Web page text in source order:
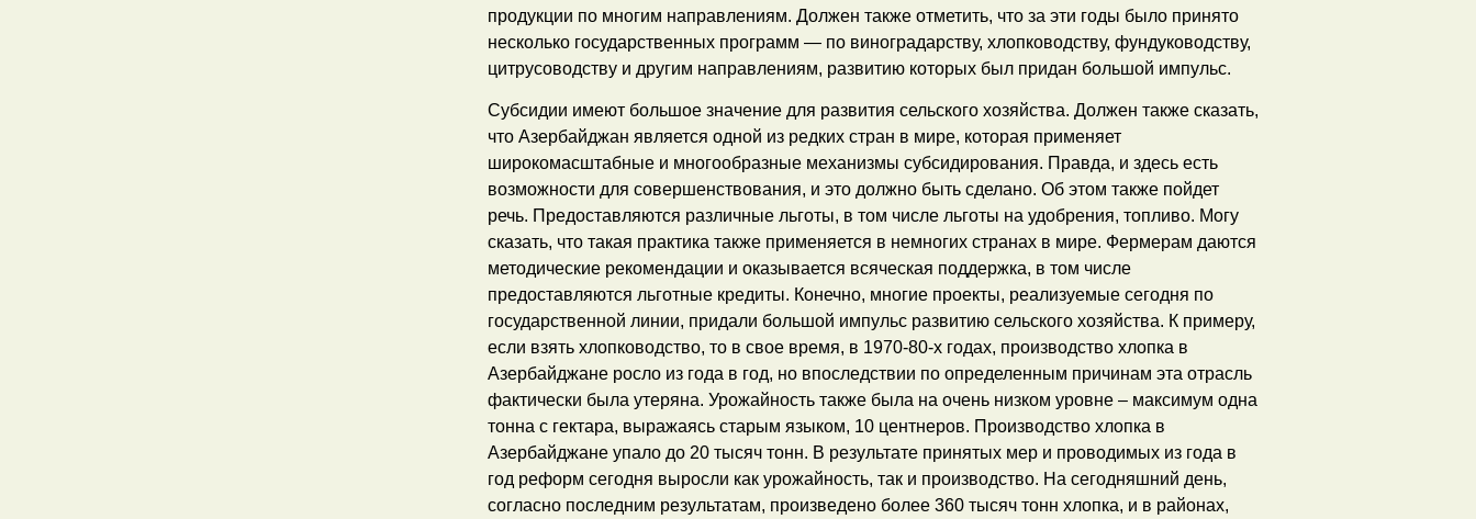
продукции по многим направлениям. Должен также отметить, что за эти годы было принято
несколько государственных программ — по виноградарству, хлопководству, фундуководству,
цитрусоводству и другим направлениям, развитию которых был придан большой импульс.
Субсидии имеют большое значение для развития сельского хозяйства. Должен также сказать,
что Азербайджан является одной из редких стран в мире, которая применяет
широкомасштабные и многообразные механизмы субсидирования. Правда, и здесь есть
возможности для совершенствования, и это должно быть сделано. Об этом также пойдет
речь. Предоставляются различные льготы, в том числе льготы на удобрения, топливо. Могу
сказать, что такая практика также применяется в немногих странах в мире. Фермерам даются
методические рекомендации и оказывается всяческая поддержка, в том числе
предоставляются льготные кредиты. Конечно, многие проекты, реализуемые сегодня по
государственной линии, придали большой импульс развитию сельского хозяйства. К примеру,
если взять хлопководство, то в свое время, в 1970-80-х годах, производство хлопка в
Азербайджане росло из года в год, но впоследствии по определенным причинам эта отрасль
фактически была утеряна. Урожайность также была на очень низком уровне – максимум одна
тонна с гектара, выражаясь старым языком, 10 центнеров. Производство хлопка в
Азербайджане упало до 20 тысяч тонн. В результате принятых мер и проводимых из года в
год реформ сегодня выросли как урожайность, так и производство. На сегодняшний день,
согласно последним результатам, произведено более 360 тысяч тонн хлопка, и в районах,